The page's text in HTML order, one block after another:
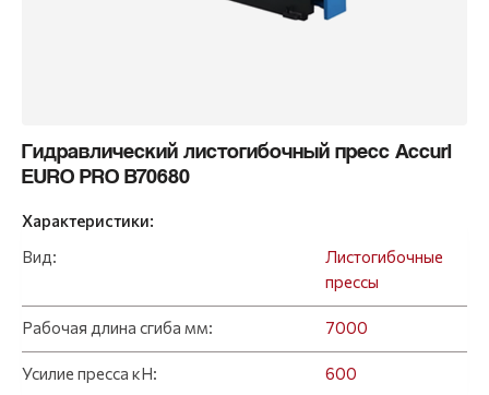
Гидравлический листогибочный пресс Accurl
EURO PRO B70680
Характеристики:
Вид:
Листогибочные
прессы
Рабочая длина сгиба мм: 7000
Усилие пресса кН: 600